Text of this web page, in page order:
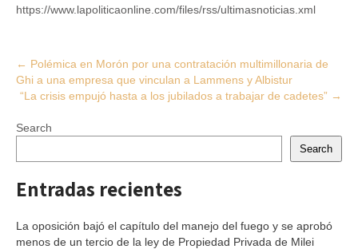
https://www.lapoliticaonline.com/files/rss/ultimasnoticias.xml
Post
navigation
← Polémica en Morón por una contratación multimillonaria de
Ghi a una empresa que vinculan a Lammens y Albistur
“La crisis empujó hasta a los jubilados a trabajar de cadetes” →
Search
Search
Entradas recientes
La oposición bajó el capítulo del manejo del fuego y se aprobó
menos de un tercio de la ley de Propiedad Privada de Milei